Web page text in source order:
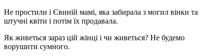
Не простили і Євиній мамі, яка забирала з могил вінки та
штучні квіти і потім їх продавала.
Як живеться зараз цій жінці і чи живеться? Не будемо
ворушити сумного.